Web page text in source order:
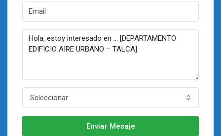
Seleccionar
Enviar Mesaje